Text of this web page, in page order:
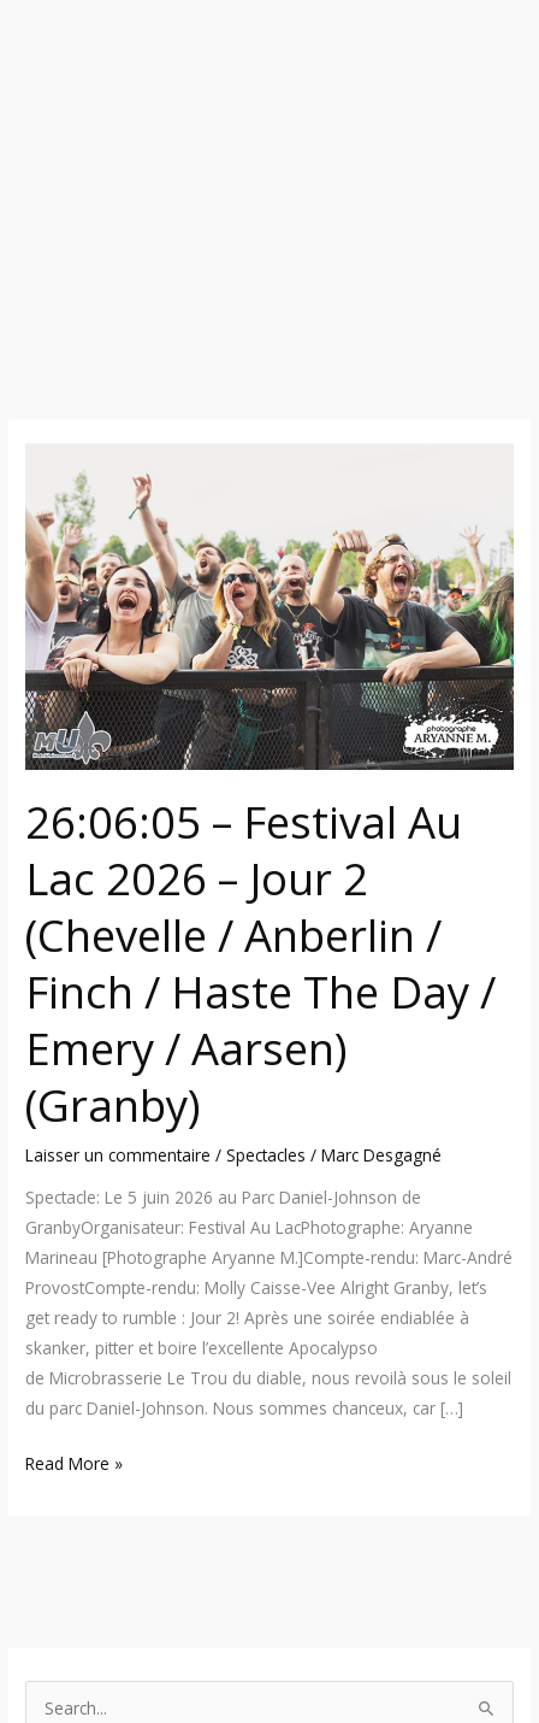
26:06:05 – Festival Au
Lac 2026 – Jour 2
(Chevelle / Anberlin /
Finch / Haste The Day /
Emery / Aarsen)
(Granby)
Laisser un commentaire /Spectacles /Marc Desgagné
Spectacle: Le 5 juin 2026 au Parc Daniel-Johnson de
GranbyOrganisateur: Festival Au LacPhotographe: Aryanne
Marineau [Photographe Aryanne M.]Compte-rendu: Marc-André
ProvostCompte-rendu: Molly Caisse-Vee Alright Granby, let’s
get ready to rumble : Jour 2! Après une soirée endiablée à
skanker, pitter et boire l’excellente Apocalypso
de Microbrasserie Le Trou du diable, nous revoilà sous le soleil
du parc Daniel-Johnson. Nous sommes chanceux, car […]
Festival
Au
Lac
2026
–
Jour
2
(Chevelle
/
/
The
Emery
/
Aarsen)
(Granby)
Read More »